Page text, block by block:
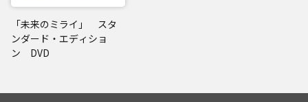
「未来のミライ」 スタ
ンダード・エディショ
ン DVD